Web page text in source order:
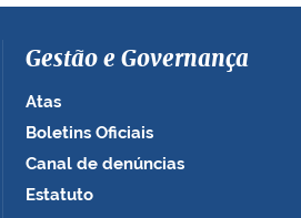
Gestão e Governança
Atas
Boletins Oficiais
Canal de denúncias
Estatuto